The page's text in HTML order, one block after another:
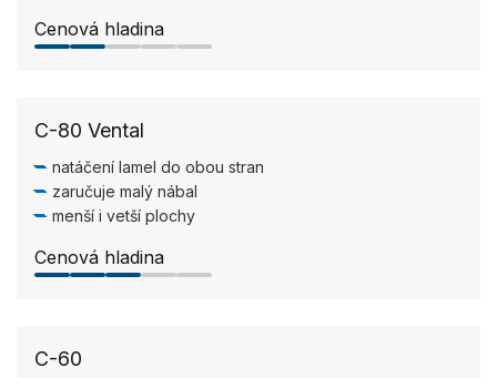
Cenová hladina
2.0/5
C-80 Vental
natáčení lamel do obou stran
zaručuje malý nábal
menší i vetší plochy
Cenová hladina
3.0/5
C-60